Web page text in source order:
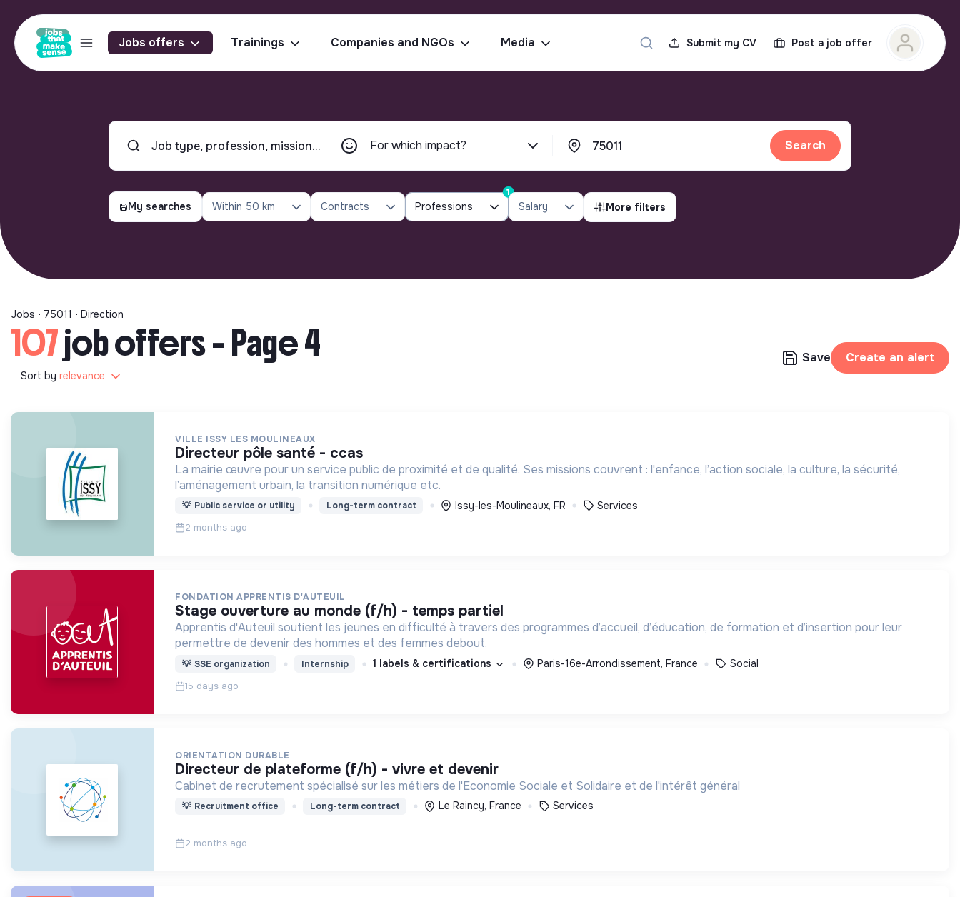
Jobs offers Trainings Companies and NGOs Media Submit my CV Post a job offer
For which impact? Search
My searches Within 50 km Contracts Professions
1
Salary More filters
Jobs ⋅ 75011 ⋅ Direction
107job offers - Page 4
Sort by relevance
Save Create an alert
VILLE ISSY LES MOULINEAUX
directeur pôle santé - ccas
La mairie œuvre pour un service public de proximité et de qualité. Ses missions couvrent : l'enfance, l’action sociale, la culture, la sécurité,
l’aménagement urbain, la transition numérique etc.
💡 Public service or utility Long-term contract Issy-les-Moulineaux, FR Services
2 months ago
FONDATION APPRENTIS D'AUTEUIL
stage ouverture au monde (f/h) - temps partiel
Apprentis d'Auteuil soutient les jeunes en difficulté à travers des programmes d’accueil, d’éducation, de formation et d’insertion pour leur
permettre de devenir des hommes et des femmes debout.
💡 SSE organization Internship 1 labels & certifications Paris-16e-Arrondissement, France Social
15 days ago
ORIENTATION DURABLE
directeur de plateforme (f/h) - vivre et devenir
Cabinet de recrutement spécialisé sur les métiers de l'Economie Sociale et Solidaire et de l'intérêt général
💡 Recruitment office Long-term contract Le Raincy, France Services
2 months ago